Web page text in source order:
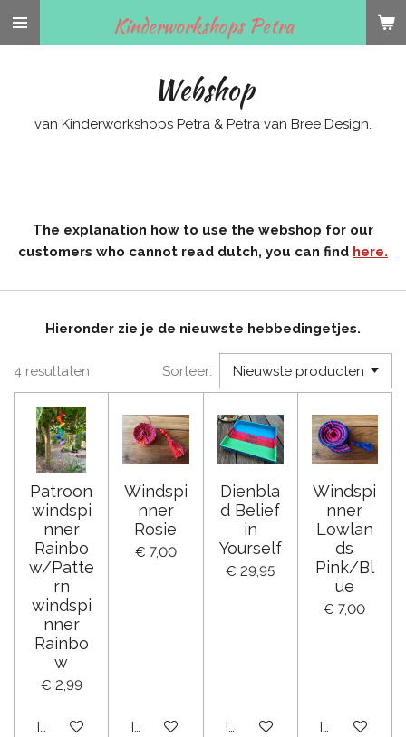
Ga
Kinderworkshops Petra
Webshop
van Kinderworkshops Petra & Petra van Bree Design.
The explanation how to use the webshop for our
customers who cannot read dutch, you can find here.
Hieronder zie je de nieuwste hebbedingetjes.
4 resultaten Sorteer:
Patroon
windspi
nner
Rainbo
w/Patte
rn
windspi
nner
Rainbo
w
€ 2,99
In winkelwagen
Windspi
nner
Rosie
€ 7,00
In winkelwagen
Dienbla
d Belief
in
Yourself
€ 29,95
In winkelwagen
Windspi
nner
Lowlan
ds
Pink/Bl
ue
€ 7,00
In